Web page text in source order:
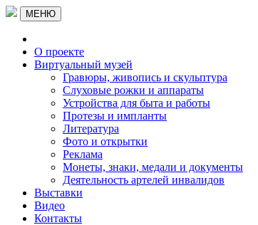
МЕНЮ
О проекте
Виртуальный музей
Гравюры, живопись и скульптура
Слуховые рожки и аппараты
Устройства для быта и работы
Протезы и импланты
Литература
Фото и открытки
Реклама
Монеты, знаки, медали и документы
Деятельность артелей инвалидов
Выставки
Видео
Контакты